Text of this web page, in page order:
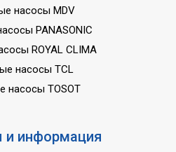
насосы MDV
PANASONIC
ROYAL CLIMA
насосы TCL
насосы TOSOT
и информация